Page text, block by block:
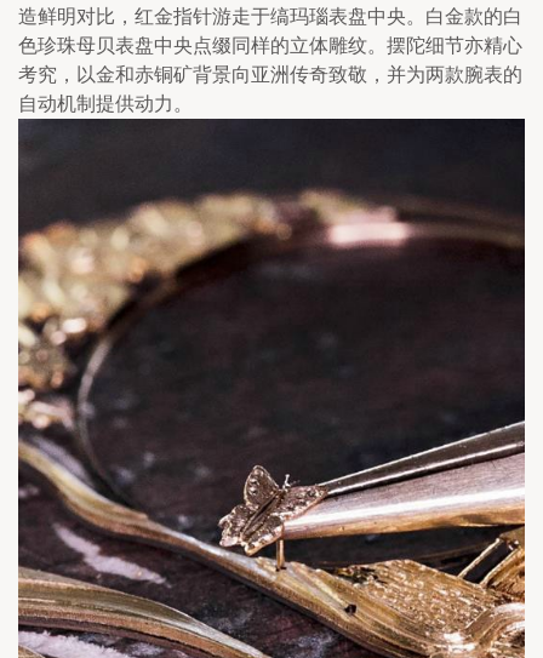
造鲜明对比，红金指针游走于缟玛瑙表盘中央。白金款的白
色珍珠母贝表盘中央点缀同样的立体雕纹。摆陀细节亦精心
考究，以金和赤铜矿背景向亚洲传奇致敬，并为两款腕表的
自动机制提供动力。